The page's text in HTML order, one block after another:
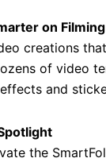
on Filming
creations
of video
and
the